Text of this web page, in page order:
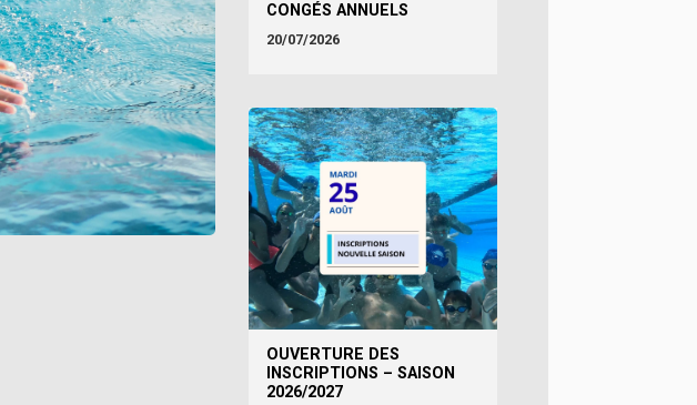
CONGÉS ANNUELS
20/07/2026
OUVERTURE DES
INSCRIPTIONS – SAISON
2026/2027